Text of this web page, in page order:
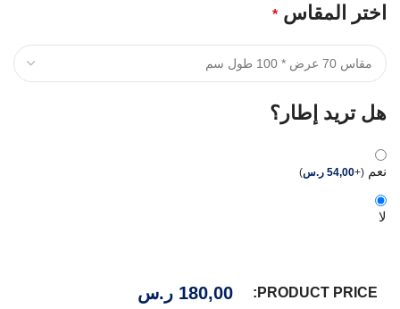
اختر المقاس *
هل تريد إطار؟
نعم (
+
54,00 ر.س)
لا
PRODUCT PRICE:
180,00 ر.س